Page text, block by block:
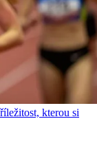
kterou si